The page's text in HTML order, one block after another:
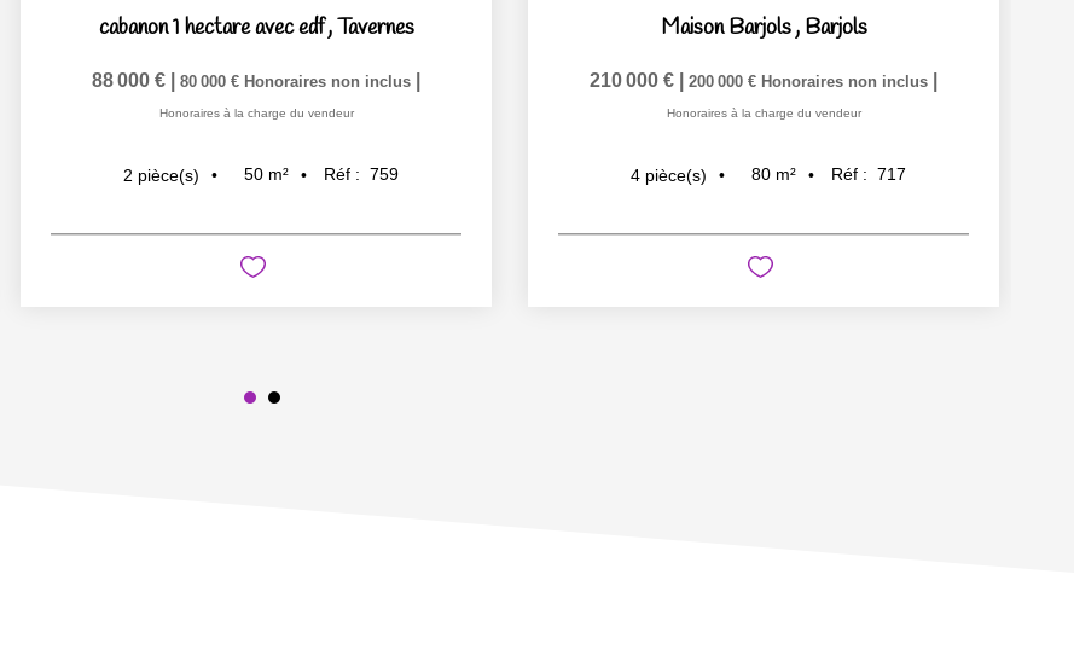
cabanon 1 hectare avec edf,Tavernes
88 000 € 80 000 € Honoraires non inclus
Honoraires à la charge du vendeur
2 pièce(s) 50 m² Réf : 759
Maison Barjols, Barjols
210 000 € 200 000 € Honoraires non inclus
Honoraires à la charge du vendeur
4 pièce(s) 80 m² Réf : 717